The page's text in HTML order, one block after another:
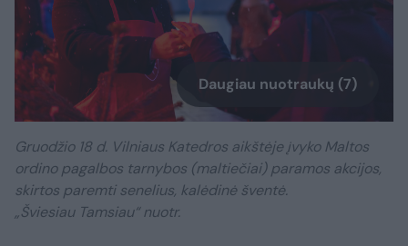
Daugiau nuotraukų (7)
Gruodžio 18 d. Vilniaus Katedros aikštėje įvyko Maltos
ordino pagalbos tarnybos (maltiečiai) paramos akcijos,
skirtos paremti senelius, kalėdinė šventė.
„Šviesiau Tamsiau“ nuotr.